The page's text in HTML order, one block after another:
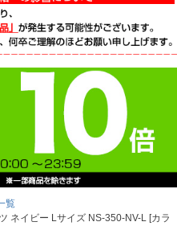
覧
ネイビー Lサイズ NS-350-NV-L [カラ